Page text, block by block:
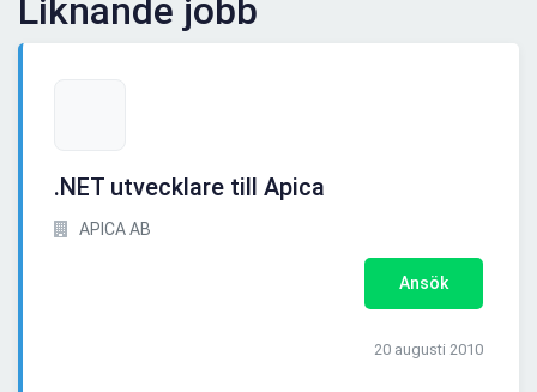
Liknande jobb
.NET utvecklare till Apica
APICA AB
Ansök
20 augusti 2010